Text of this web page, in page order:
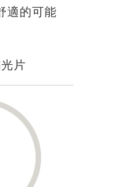
適的可能
片